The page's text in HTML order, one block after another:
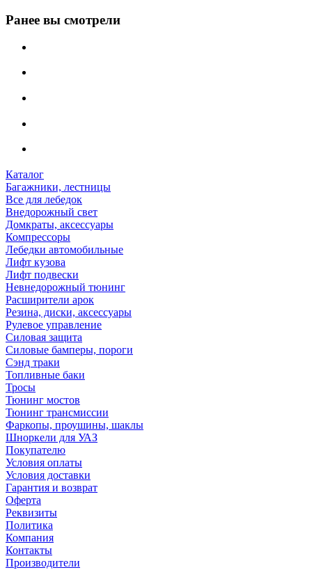
Ранее вы смотрели
Каталог
Багажники, лестницы
Все для лебедок
Внедорожный свет
Домкраты, аксессуары
Компрессоры
Лебедки автомобильные
Лифт кузова
Лифт подвески
Невнедорожный тюнинг
Расширители арок
Резина, диски, аксессуары
Рулевое управление
Силовая защита
Силовые бамперы, пороги
Сэнд траки
Топливные баки
Тросы
Тюнинг мостов
Тюнинг трансмиссии
Фаркопы, проушины, шаклы
Шноркели для УАЗ
Покупателю
Условия оплаты
Условия доставки
Гарантия и возврат
Оферта
Реквизиты
Политика
Компания
Контакты
Производители